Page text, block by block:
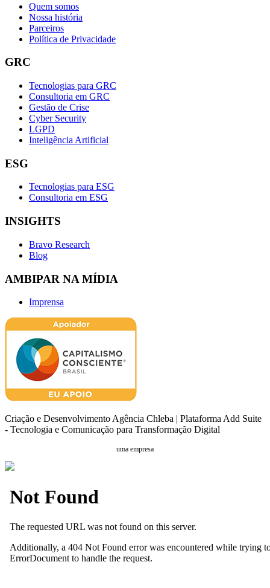
Quem somos
Nossa história
Parceiros
Política de Privacidade
GRC
Tecnologias para GRC
Consultoria em GRC
Gestão de Crise
Cyber Security
LGPD
Inteligência Artificial
ESG
Tecnologias para ESG
Consultoria em ESG
INSIGHTS
Bravo Research
Blog
AMBIPAR NA MÍDIA
Imprensa
Criação e Desenvolvimento Agência Chleba | Plataforma Add Suite
- Tecnologia e Comunicação para Transformação Digital
uma empresa